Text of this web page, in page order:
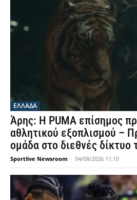
ΕΛΛΑΔΑ
Άρης: Η PUMA επίσημος
αθλητικού εξοπλισμού –
ομάδα στο διεθνές δίκτυο
Sportlive Newsroom - 04/08/2026 11:10